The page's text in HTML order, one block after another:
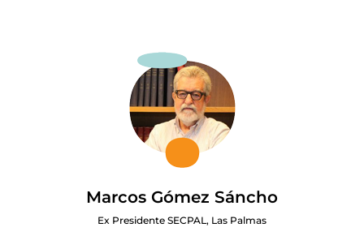
Marcos Gómez Sáncho
Ex Presidente SECPAL, Las Palmas